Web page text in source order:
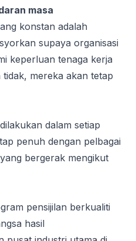
masa
konstan adalah
supaya organisasi
keperluan tenaga kerja
mereka akan tetap
dalam setiap
penuh dengan pelbagai
bergerak mengikut
pensijilan berkualiti
hasil